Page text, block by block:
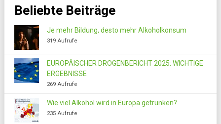
Beliebte Beiträge
Je mehr Bildung, desto mehr Alkoholkonsum
319 Aufrufe
EUROPÄISCHER DROGENBERICHT 2025: WICHTIGE
ERGEBNISSE
269 Aufrufe
Wie viel Alkohol wird in Europa getrunken?
235 Aufrufe